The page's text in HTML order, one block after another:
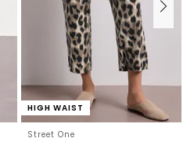
HIGH WAIST
Street One